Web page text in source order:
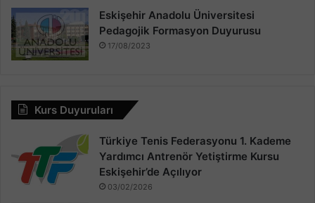
Eskişehir Anadolu Üniversitesi
Pedagojik Formasyon Duyurusu
17/08/2023
Kurs Duyuruları
Türkiye Tenis Federasyonu 1. Kademe
Yardımcı Antrenör Yetiştirme Kursu
Eskişehir’de Açılıyor
03/02/2026